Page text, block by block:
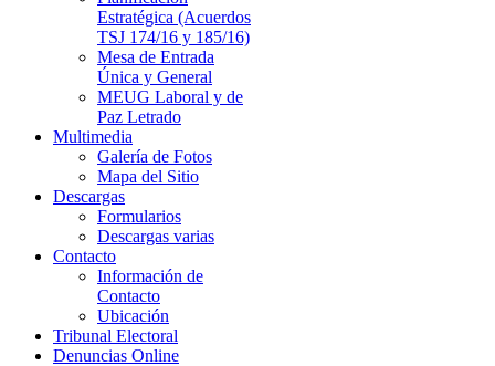
Estratégica (Acuerdos
TSJ 174/16 y 185/16)
Mesa de Entrada
Única y General
MEUG Laboral y de
Paz Letrado
Multimedia
Galería de Fotos
Mapa del Sitio
Descargas
Formularios
Descargas varias
Contacto
Información de
Contacto
Ubicación
Tribunal Electoral
Denuncias Online